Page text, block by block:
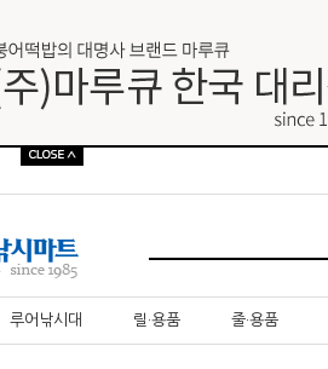
루어낚시대 릴·용품 줄·용품